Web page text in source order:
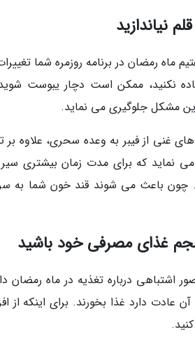
ماه رمضان در برنامه روزمره شما
نکنید، ممکن است دچار یبوست
مشکل جلوگیری می نماید.
غنی از فیبر به وعده سحری،
نماید که برای مدت زمان بیشتری
چون باعث می شوند قند خون شما به
اشتباهی درباره تغذیه در ماه
عادت دارد غذا بخورند. برای اینکه